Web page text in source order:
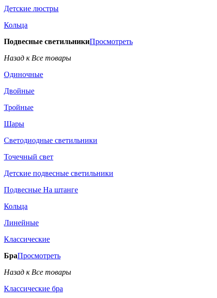
Детские люстры
Кольца
Подвесные светильникиПросмотреть
Назад к Все товары
Одиночные
Двойные
Тройные
Шары
Светодиодные светильники
Точечный свет
Детские подвесные светильники
Подвесные На штанге
Кольца
Линейные
Классические
БраПросмотреть
Назад к Все товары
Классические бра